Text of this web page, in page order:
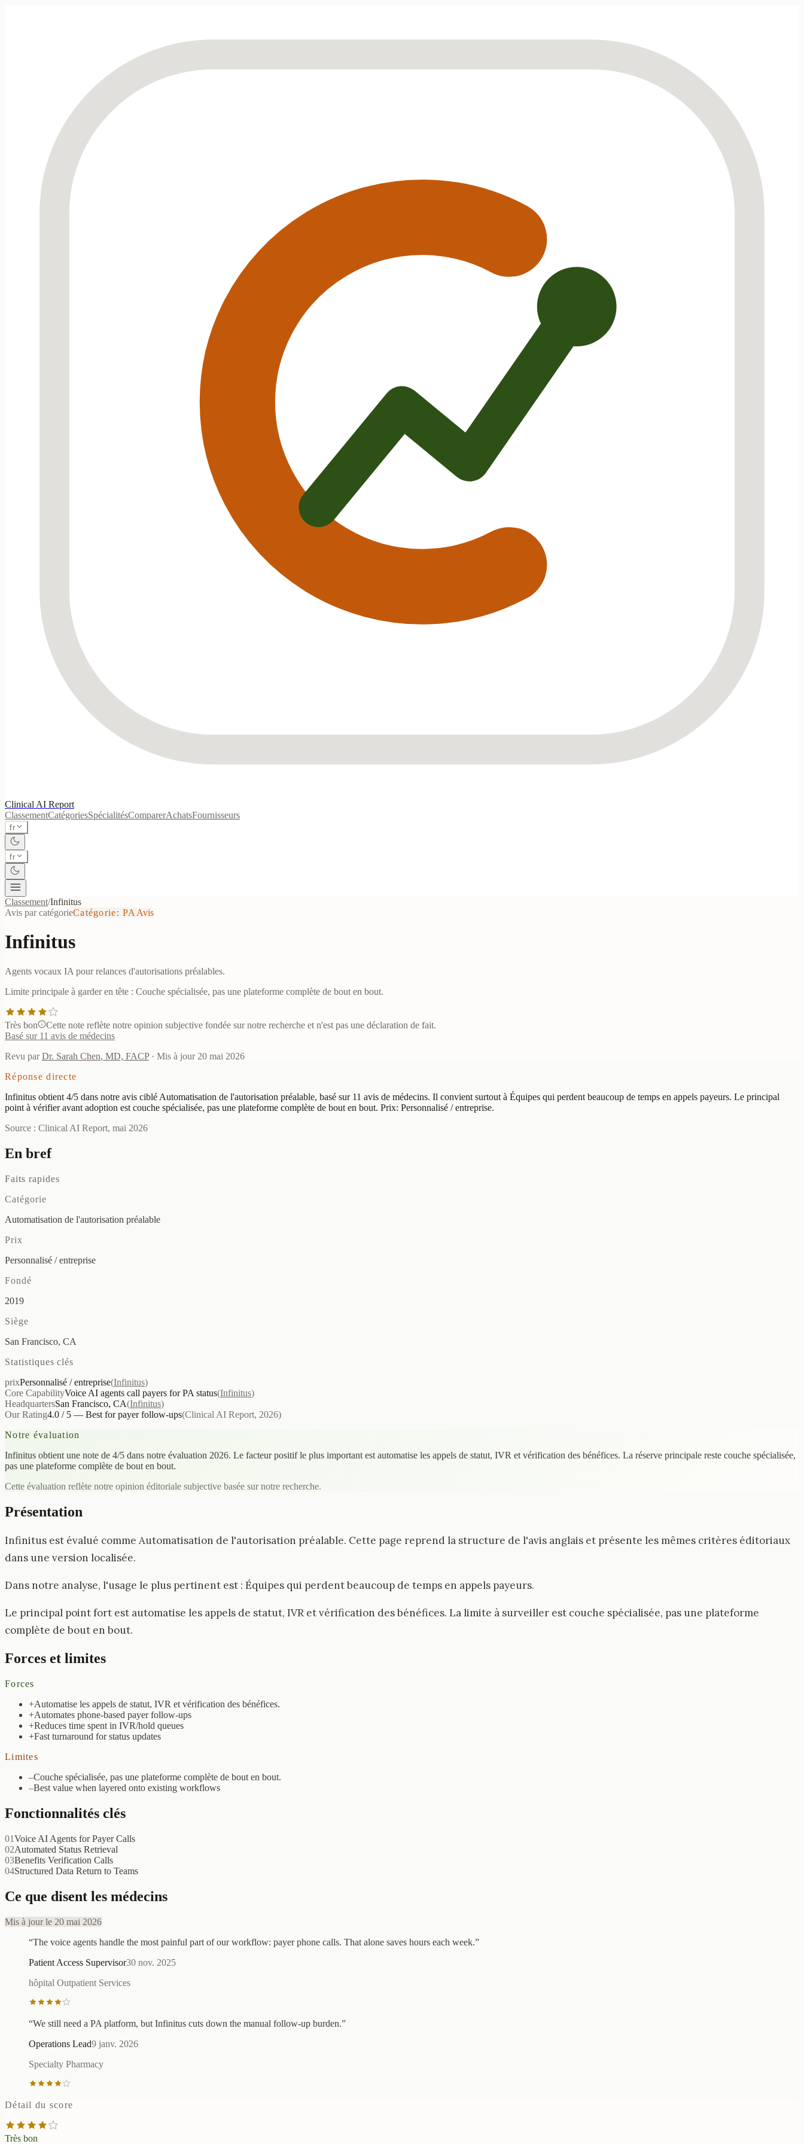
Clinical AI Report
ClassementCatégoriesSpécialitésComparerAchatsFournisseurs
fr
fr
Classement/Infinitus
Avis par catégorieCatégorie:PA Avis
Infinitus
Agents vocaux IA pour relances d'autorisations préalables.
Limite principale à garder en tête : Couche spécialisée, pas une plateforme complète de bout en bout.
Très bon
Cette note reflète notre opinion subjective fondée sur notre recherche et n'est pas une déclaration de fait.
Basé sur 11 avis de médecins
Revu par Dr. Sarah Chen, MD, FACP · Mis à jour 20 mai 2026
Réponse directe
Infinitus obtient 4/5 dans notre avis ciblé Automatisation de l'autorisation préalable, basé sur 11 avis de médecins. Il convient surtout à Équipes qui perdent beaucoup de temps en appels payeurs. Le principal
point à vérifier avant adoption est couche spécialisée, pas une plateforme complète de bout en bout. Prix: Personnalisé / entreprise.
Source : Clinical AI Report, mai 2026
En bref
Faits rapides
Catégorie
Automatisation de l'autorisation préalable
Prix
Personnalisé / entreprise
Fondé
2019
Siège
San Francisco, CA
Statistiques clés
prixPersonnalisé / entreprise(Infinitus)
Core CapabilityVoice AI agents call payers for PA status(Infinitus)
HeadquartersSan Francisco, CA(Infinitus)
Our Rating4.0 / 5 — Best for payer follow-ups(Clinical AI Report, 2026)
Notre évaluation
Infinitus obtient une note de 4/5 dans notre évaluation 2026. Le facteur positif le plus important est automatise les appels de statut, IVR et vérification des bénéfices. La réserve principale reste couche spécialisée,
pas une plateforme complète de bout en bout.
Cette évaluation reflète notre opinion éditoriale subjective basée sur notre recherche.
Présentation
Infinitus est évalué comme Automatisation de l'autorisation préalable. Cette page reprend la structure de l'avis anglais et présente les mêmes critères éditoriaux
dans une version localisée.
Dans notre analyse, l'usage le plus pertinent est : Équipes qui perdent beaucoup de temps en appels payeurs.
Le principal point fort est automatise les appels de statut, IVR et vérification des bénéfices. La limite à surveiller est couche spécialisée, pas une plateforme
complète de bout en bout.
Forces et limites
Forces
+Automatise les appels de statut, IVR et vérification des bénéfices.
+Automates phone-based payer follow-ups
+Reduces time spent in IVR/hold queues
+Fast turnaround for status updates
Limites
–Couche spécialisée, pas une plateforme complète de bout en bout.
–Best value when layered onto existing workflows
Fonctionnalités clés
01Voice AI Agents for Payer Calls
02Automated Status Retrieval
03Benefits Verification Calls
04Structured Data Return to Teams
Ce que disent les médecins
Mis à jour le 20 mai 2026
“The voice agents handle the most painful part of our workflow: payer phone calls. That alone saves hours each week.”
Patient Access Supervisor30 nov. 2025
hôpital Outpatient Services
“We still need a PA platform, but Infinitus cuts down the manual follow-up burden.”
Operations Lead9 janv. 2026
Specialty Pharmacy
Détail du score
Très bon